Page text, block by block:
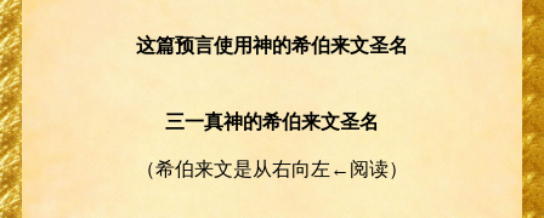
这篇预言使用神的希伯来文圣名
三一真神的希伯来文圣名
（希伯来文是从右向左←阅读）